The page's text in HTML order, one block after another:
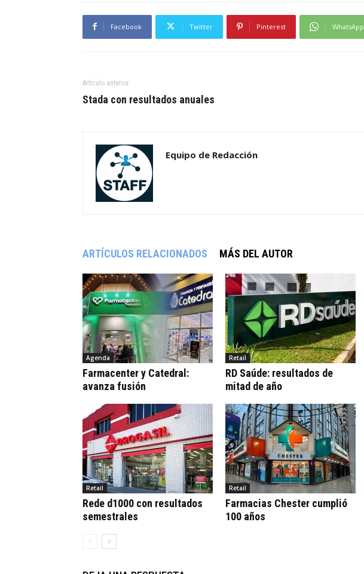
Facebook Twitter Pinterest WhatsApp
Artículo anterior
Stada con resultados anuales
Equipo de Redacción
ARTÍCULOS RELACIONADOS MÁS DEL AUTOR
Agenda
Farmacenter y Catedral:
avanza fusión
Retail
RD Saúde: resultados de
mitad de año
Retail
Rede d1000 con resultados
semestrales
Retail
Farmacias Chester cumplió
100 años